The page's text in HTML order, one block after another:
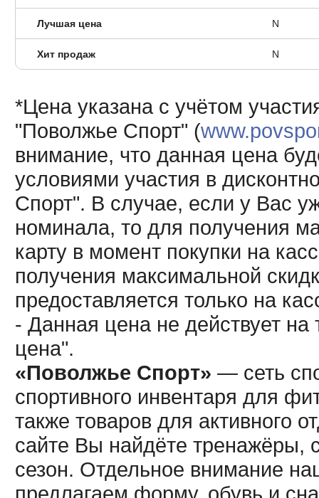
Лучшая цена N
Хит продаж N
*Цена указана с учётом
"Поволжье Спорт" (
внимание, что данная цена
условиями участия в
Спорт". В случае, если у Вас
номинала, то для получения
карту в момент покупки на
получения максимальной
предоставляется только на
- Данная цена не действует
цена".
«Поволжье Спорт» — сеть
спортивного инвентаря для
также товаров для активного
сайте Вы найдёте тренажёры,
сезон. Отдельное внимание